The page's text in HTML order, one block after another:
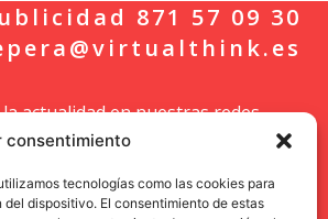
consentimiento
tecnologías como las cookies para
dispositivo. El consentimiento de estas
871 57 09 30
actualidad en nuestras redes